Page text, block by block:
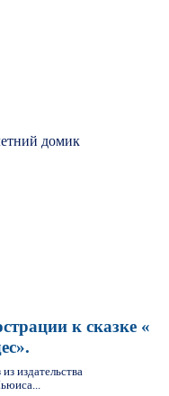
к сказке «
издательства